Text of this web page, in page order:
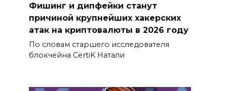
Фишинг и дипфейки станут
причиной крупнейших хакерских
атак на криптовалюты в 2026 году
По словам старшего исследователя
блокчейна CertiK Натали